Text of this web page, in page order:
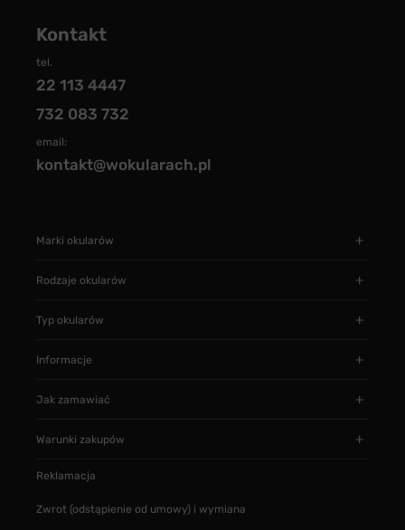
Kontakt
tel.
22 113 4447
732 083 732
email:
kontakt@wokularach.pl
Marki okularów
Rodzaje okularów
Typ okularów
Informacje
Jak zamawiać
Warunki zakupów
Reklamacja
Zwrot (odstąpienie od umowy) i wymiana